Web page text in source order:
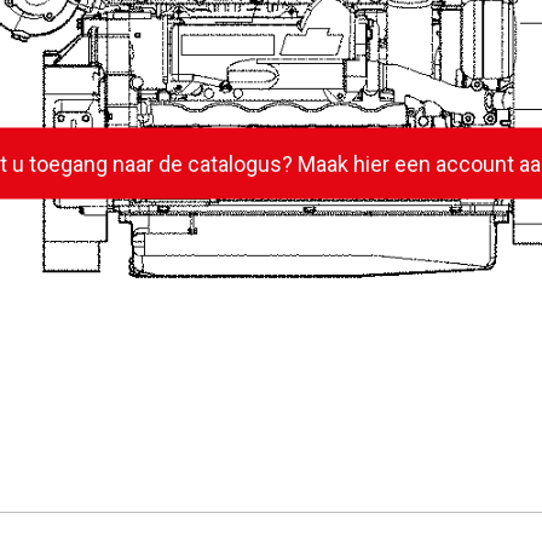
u toegang naar de catalogus? Maak hier een account